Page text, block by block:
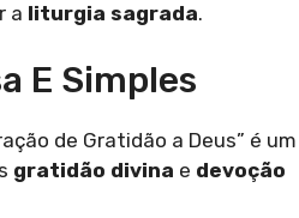
a liturgia sagrada.
E Simples
de Gratidão a Deus” é um
gratidão divina e devoção